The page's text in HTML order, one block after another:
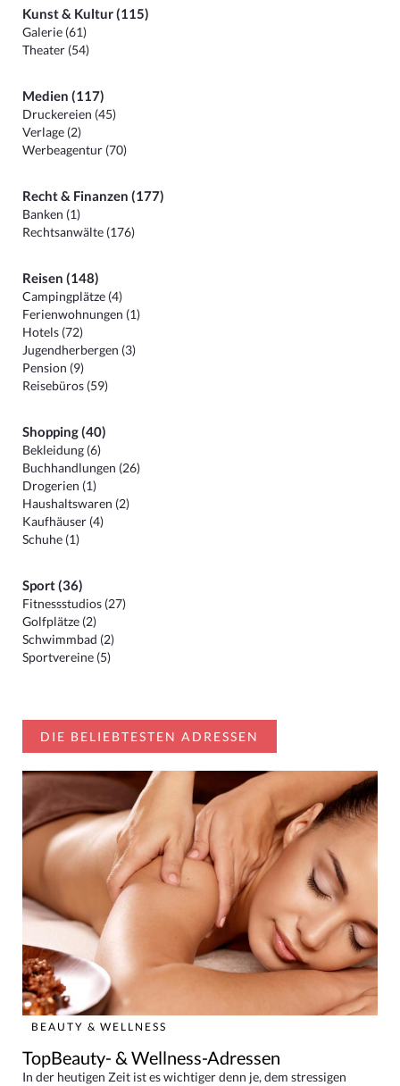
Kunst & Kultur (115)
Galerie (61)
Theater (54)
Medien (117)
Druckereien (45)
Verlage (2)
Werbeagentur (70)
Recht & Finanzen (177)
Banken (1)
Rechtsanwälte (176)
Reisen (148)
Campingplätze (4)
Ferienwohnungen (1)
Hotels (72)
Jugendherbergen (3)
Pension (9)
Reisebüros (59)
Shopping (40)
Bekleidung (6)
Buchhandlungen (26)
Drogerien (1)
Haushaltswaren (2)
Kaufhäuser (4)
Schuhe (1)
Sport (36)
Fitnessstudios (27)
Golfplätze (2)
Schwimmbad (2)
Sportvereine (5)
DIE BELIEBTESTEN ADRESSEN
BEAUTY & WELLNESS
TopBeauty- & Wellness-Adressen
In der heutigen Zeit ist es wichtiger denn je, dem stressigen